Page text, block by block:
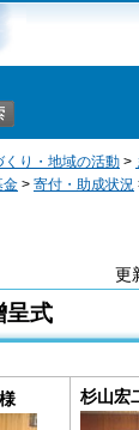
くり・地域の活動 >
金 > 寄付・助成状況
更
呈式
杉山宏